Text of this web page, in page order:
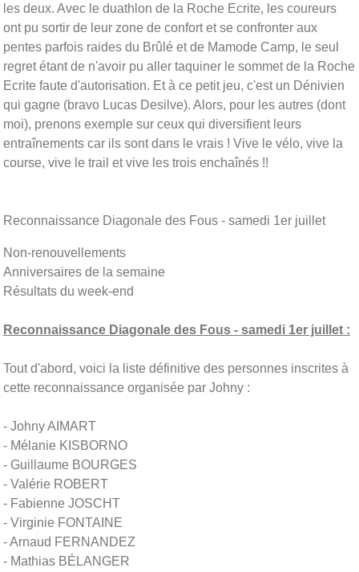
les deux. Avec le duathlon de la Roche Ecrite, les coureurs
ont pu sortir de leur zone de confort et se confronter aux
pentes parfois raides du Brûlé et de Mamode Camp, le seul
regret étant de n'avoir pu aller taquiner le sommet de la Roche
Ecrite faute d'autorisation. Et à ce petit jeu, c'est un Dénivien
qui gagne (bravo Lucas Desilve). Alors, pour les autres (dont
moi), prenons exemple sur ceux qui diversifient leurs
entraînements car ils sont dans le vrais ! Vive le vélo, vive la
course, vive le trail et vive les trois enchaînés !!
Reconnaissance Diagonale des Fous - samedi 1er juillet
Non-renouvellements
Anniversaires de la semaine
Résultats du week-end
Reconnaissance Diagonale des Fous - samedi 1er juillet :
Tout d'abord, voici la liste définitive des personnes inscrites à
cette reconnaissance organisée par Johny :
- Johny AIMART
- Mélanie KISBORNO
- Guillaume BOURGES
- Valérie ROBERT
- Fabienne JOSCHT
- Virginie FONTAINE
- Arnaud FERNANDEZ
- Mathias BÉLANGER